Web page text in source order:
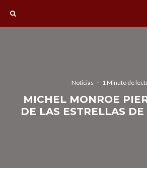
Noticias · 1 Minuto de
MICHEL MONROE
DE LAS ESTRELLAS